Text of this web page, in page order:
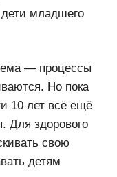
младшего
— процессы
Но пока
10 лет всё ещё
Для здорового
свою
детям